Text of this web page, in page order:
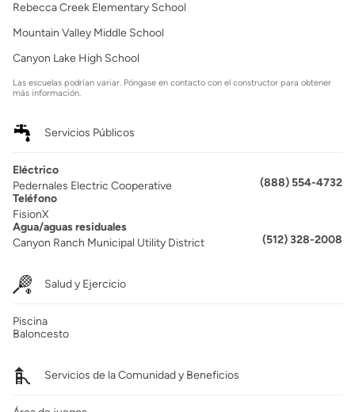
Rebecca Creek Elementary School
Mountain Valley Middle School
Canyon Lake High School
Las escuelas podrían variar. Póngase en contacto con el constructor para obtener
más información.
Servicios Públicos
Eléctrico
Pedernales Electric Cooperative
(888) 554-4732
Teléfono
FisionX
Agua/aguas residuales
Canyon Ranch Municipal Utility District
(512) 328-2008
Salud y Ejercicio
Piscina
Baloncesto
Servicios de la Comunidad y Beneficios